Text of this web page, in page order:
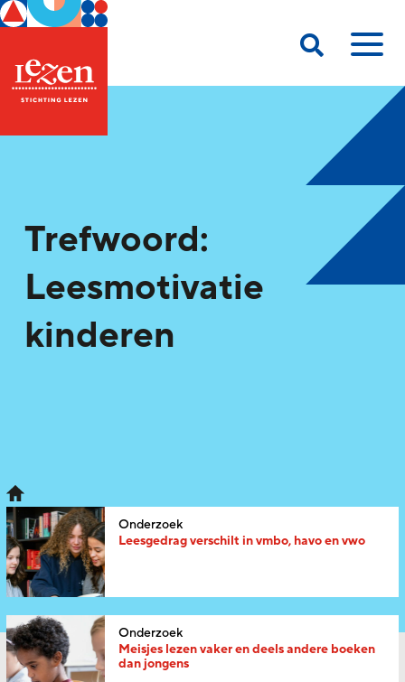
Trefwoord:
Leesmotivatie
kinderen
Onderzoek
Leesgedrag verschilt in vmbo, havo en vwo
Onderzoek
Meisjes lezen vaker en deels andere boeken
dan jongens